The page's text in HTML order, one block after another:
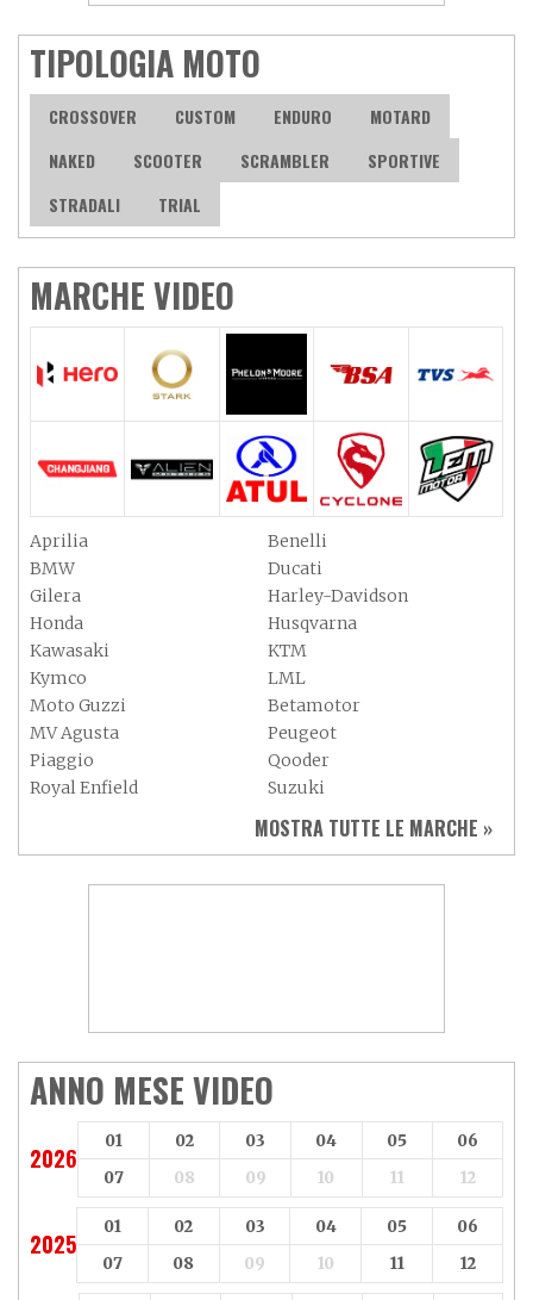
TIPOLOGIA MOTO
CROSSOVER CUSTOM ENDURO
MOTARD
NAKED
SCOOTER SCRAMBLER
SPORTIVE
STRADALI
TRIAL
MARCHE VIDEO
Aprilia
Benelli
BMW
Ducati
Gilera
Harley-Davidson
Honda
Husqvarna
Kawasaki
KTM
Kymco
LML
Moto Guzzi
Betamotor
MV Agusta
Peugeot
Piaggio
Qooder
Royal Enfield
Suzuki
Yamaha
MOSTRA TUTTE LE MARCHE »
ANNO MESE VIDEO
2026
01 02 03 04 05
06
07
08 09 10 11 12
2025
01 02 03 04 05
06
07
08 09 10 11 12